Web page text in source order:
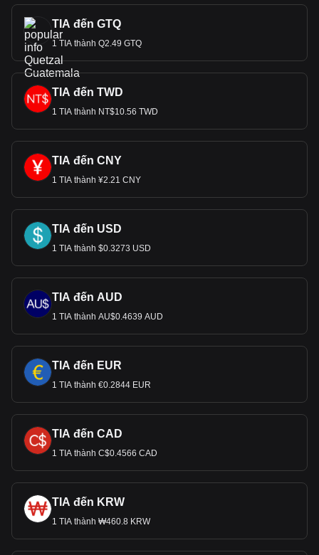
TIA đến GTQ
1 TIA thành Q2.49 GTQ
TIA đến TWD
1 TIA thành NT$10.56 TWD
TIA đến CNY
1 TIA thành ¥2.21 CNY
TIA đến USD
1 TIA thành $0.3273 USD
TIA đến AUD
1 TIA thành AU$0.4639 AUD
TIA đến EUR
1 TIA thành €0.2844 EUR
TIA đến CAD
1 TIA thành C$0.4566 CAD
TIA đến KRW
1 TIA thành ₩460.8 KRW